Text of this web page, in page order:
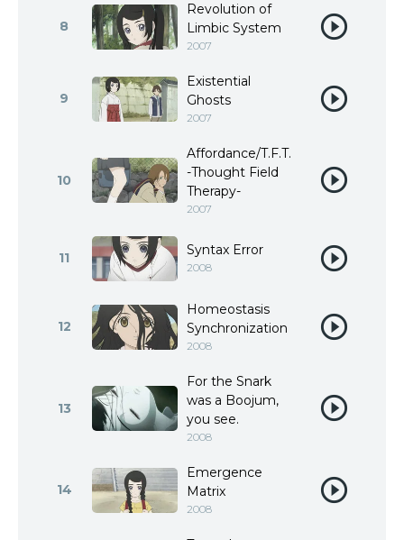
8
Revolution of
Limbic System
2007
9
Existential
Ghosts
2007
10
Affordance/T.F.T.
-Thought Field
Therapy-
2007
11 Syntax Error
2008
12
Homeostasis
Synchronization
2008
13
For the Snark
was a Boojum,
you see.
2008
14
Emergence
Matrix
2008